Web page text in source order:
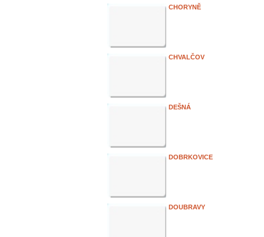
CHORYNĚ
CHVALČOV
DEŠNÁ
DOBRKOVICE
DOUBRAVY